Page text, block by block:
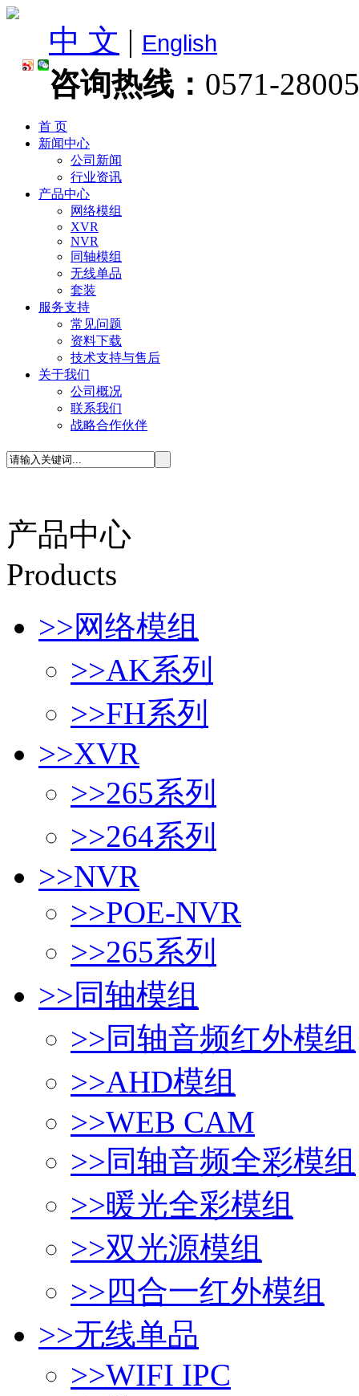
中 文 | English
咨询热线： 0571-
首 页
新闻中心
公司新闻
行业资讯
产品中心
网络模组
XVR
NVR
同轴模组
无线单品
套装
服务支持
常见问题
资料下载
技术支持与售后
关于我们
公司概况
联系我们
战略合作伙伴
产品中心
Products
>>网络模组
>>AK系列
>>FH系列
>>XVR
>>265系列
>>264系列
>>NVR
>>POE-NVR
>>265系列
>>同轴模组
>>同轴音频红外模组
>>AHD模组
>>WEB CAM
>>同轴音频全彩模组
>>暖光全彩模组
>>双光源模组
>>四合一红外模组
>>无线单品
>>WIFI IPC